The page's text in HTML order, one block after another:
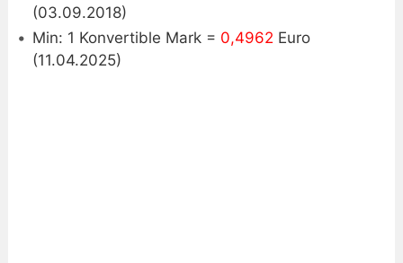
(03.09.2018)
Min: 1 Konvertible Mark = 0,4962 Euro
(11.04.2025)